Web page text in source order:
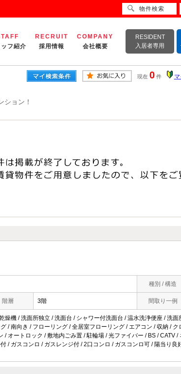
フ紹介
RECRUIT
採用情報
COMPANY
会社概要
RESIDENT
入居者専用
現在 0 件
ション！
種別 / 構造
階層 3階 間取り一例
燥機 / 洗面所独立 / 洗面台 / シャワー付洗面台 / 温水洗浄便座 / 洗
/ 南向き / フローリング / 全居室フローリング / エアコン / 収納 /
/ オートロック / 敷地内ごみ置 / 駐輪場 / 光ファイバー / BS / CATV
/ ガスコンロ / ガスレンジ付 / 2口コンロ / ガスコンロ可 / 陽当り
物件検索